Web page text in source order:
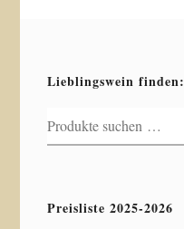
Lieblingswein finden:
Suchen
nach:
Preisliste 2025-2026